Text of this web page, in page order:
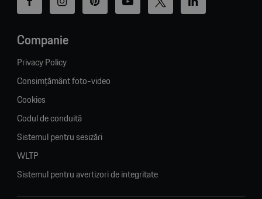
Companie
Privacy Policy
Consimțământ foto-video
Cookies
Codul de conduită
Sistemul pentru sesizări
WLTP
Sistemul pentru avertizori de integritate